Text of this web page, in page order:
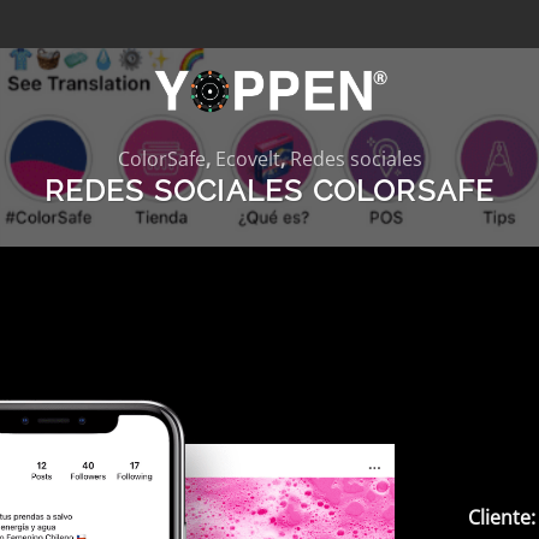
ColorSafe, Ecovelt,Redes sociales
REDES SOCIALES COLORSAFE
Cliente: